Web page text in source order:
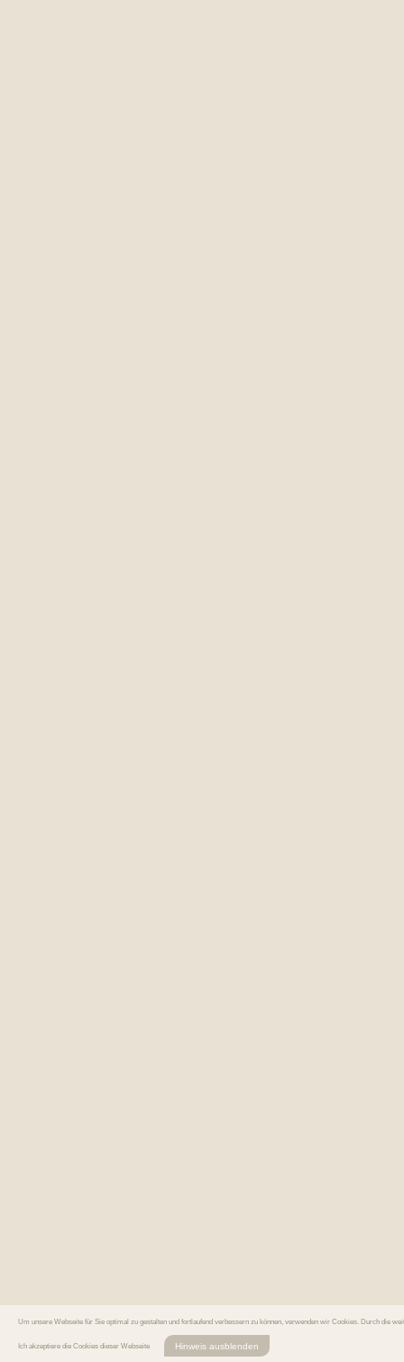
Um unsere Webseite für Sie optimal zu gestalten und fortlaufend verbessern zu können, verwenden wir Cookies. Durch die
Ich akzeptiere die Cookies dieser Webseite Hinweis ausblenden